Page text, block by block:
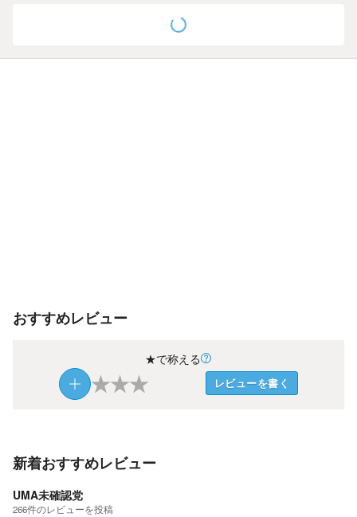
おすすめレビュー
★で称える
★★★ レビューを書く
新着おすすめレビュー
UMA未確認党
266件のレビューを投稿